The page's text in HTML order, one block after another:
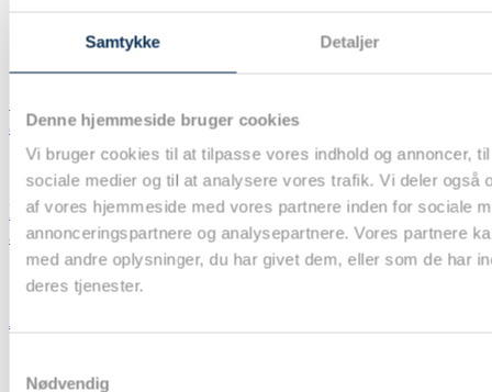
Samtykke Detaljer
Denne hjemmeside bruger cookies
Vi bruger cookies til at tilpasse vores indhold og annoncer,
sociale medier og til at analysere vores trafik. Vi deler også
af vores hjemmeside med vores partnere inden for sociale
annonceringspartnere og analysepartnere. Vores partnere
med andre oplysninger, du har givet dem, eller som de har
deres tjenester.
Nødvendig
anæstesi
Indsend dine videnskabelige bidrag til DASAIM
årsmøde senest den 1. september 2026!
Ansøgninger til DASAIM’s forskningsinitiativ